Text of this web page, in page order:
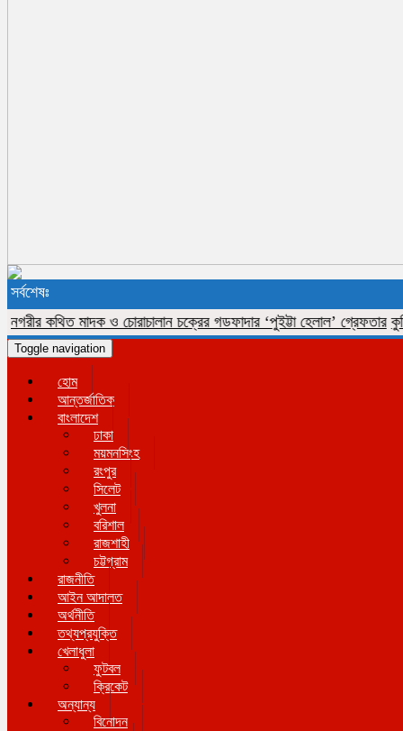
সর্বশেষঃ
কথিত মাদক ও চোরাচালান চক্রের গডফাদার ‘পুইট্টা হেলাল’ গ্রেফতার
Toggle navigation
হোম
আন্তর্জাতিক
বাংলাদেশ
ঢাকা
ময়মনসিংহ
রংপুর
সিলেট
খুলনা
বরিশাল
রাজশাহী
চট্টগ্রাম
রাজনীতি
আইন আদালত
অর্থনীতি
তথ্যপ্রযুক্তি
খেলাধুলা
ফুটবল
ক্রিকেট
অন্যান্য
বিনোদন